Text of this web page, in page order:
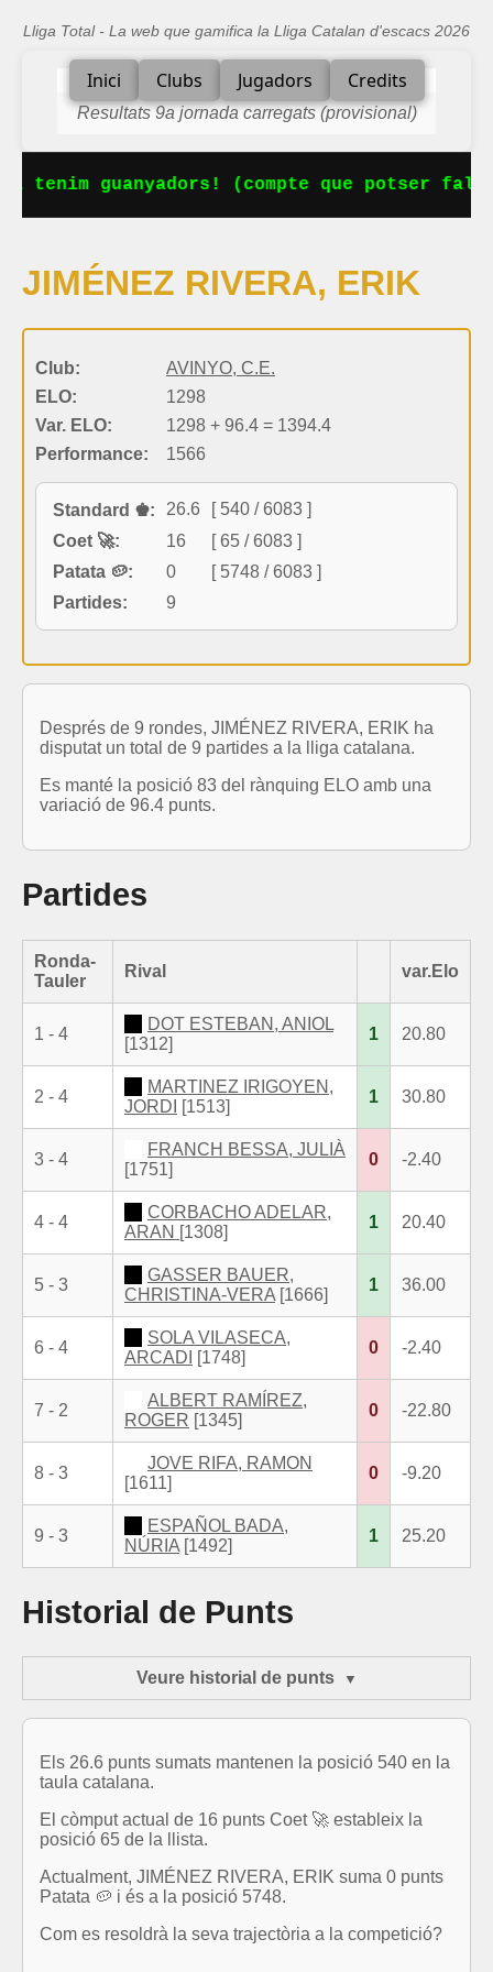
Lliga Total - La web que gamifica la Lliga Catalan d'escacs 2026
Inici Clubs Jugadors Credits
Resultats 9a jornada carregats (provisional)
tenim guanyadors! (compte que potser
JIMÉNEZ RIVERA, ERIK
Club:
AVINYO, C.E.
ELO:
1298
Var. ELO:
1298 + 96.4 = 1394.4
Performance:
1566
Standard ♚: 26.6
[ 540 / 6083 ]
Coet 🚀:
16
[ 65 / 6083 ]
Patata 🥔:
0
[ 5748 / 6083 ]
Partides:
9
Després de 9 rondes, JIMÉNEZ RIVERA, ERIK ha
disputat un total de 9 partides a la lliga catalana.
Es manté la posició 83 del rànquing ELO amb una
variació de 96.4 punts.
Partides
Ronda-
Tauler
Rival var.Elo
1 - 4
DOT ESTEBAN, ANIOL
[1312]
1 20.80
2 - 4
MARTINEZ IRIGOYEN,
JORDI
[1513]
1 30.80
3 - 4
FRANCH BESSA, JULIÀ
[1751]
0 -2.40
4 - 4
CORBACHO ADELAR,
ARAN [1308]
1 20.40
5 - 3
GASSER BAUER,
CHRISTINA-VERA [1666]
1 36.00
6 - 4
SOLA VILASECA,
ARCADI
[1748]
0 -2.40
7 - 2
ALBERT RAMÍREZ,
ROGER [1345]
0 -22.80
8 - 3
JOVE RIFA, RAMON
[1611]
0 -9.20
9 - 3
ESPAÑOL BADA,
NÚRIA [1492]
1 25.20
Historial de Punts
Veure historial de punts
Els 26.6 punts sumats mantenen la posició 540 en la
taula catalana.
El còmput actual de 16 punts Coet 🚀 estableix la
posició 65 de la llista.
Actualment, JIMÉNEZ RIVERA, ERIK suma 0 punts
Patata 🥔 i és a la posició 5748.
Com es resoldrà la seva trajectòria a la competició?